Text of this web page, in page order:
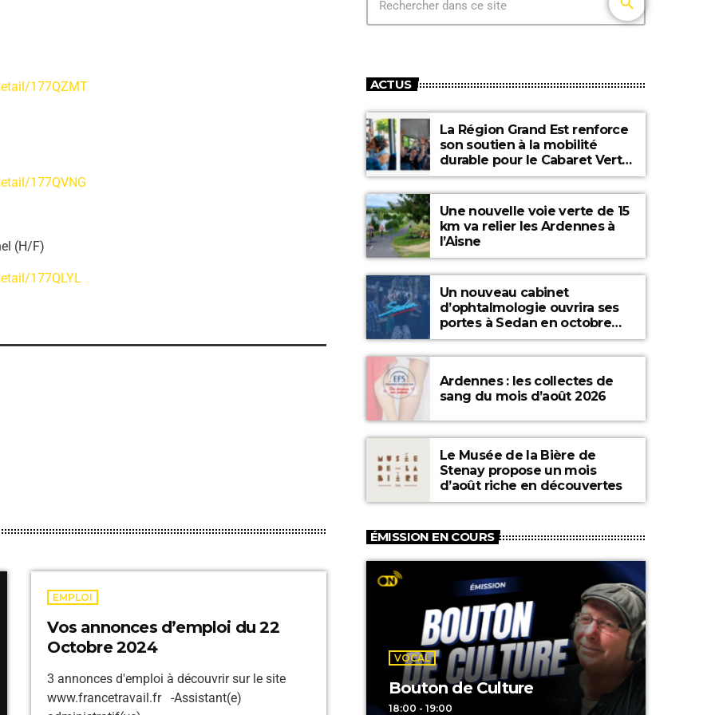
177QZMT
177QVNG
(H/F)
177QLYL
EMPLOI
Vos annonces d’emploi du 22
Octobre 2024
3 annonces d'emploi à découvrir sur le site
www.francetravail.fr -Assistant(e)
ACTUS
La Région Grand Est renforce
son soutien à la mobilité
durable pour le Cabaret Vert
2026
Une nouvelle voie verte de 15
km va relier les Ardennes à
l’Aisne
Un nouveau cabinet
d’ophtalmologie ouvrira ses
portes à Sedan en octobre
2026
Ardennes : les collectes de
sang du mois d’août 2026
Le Musée de la Bière de
Stenay propose un mois
d’août riche en découvertes
ÉMISSION EN COURS
VOCAL
Bouton de Culture
18:00 - 19:00